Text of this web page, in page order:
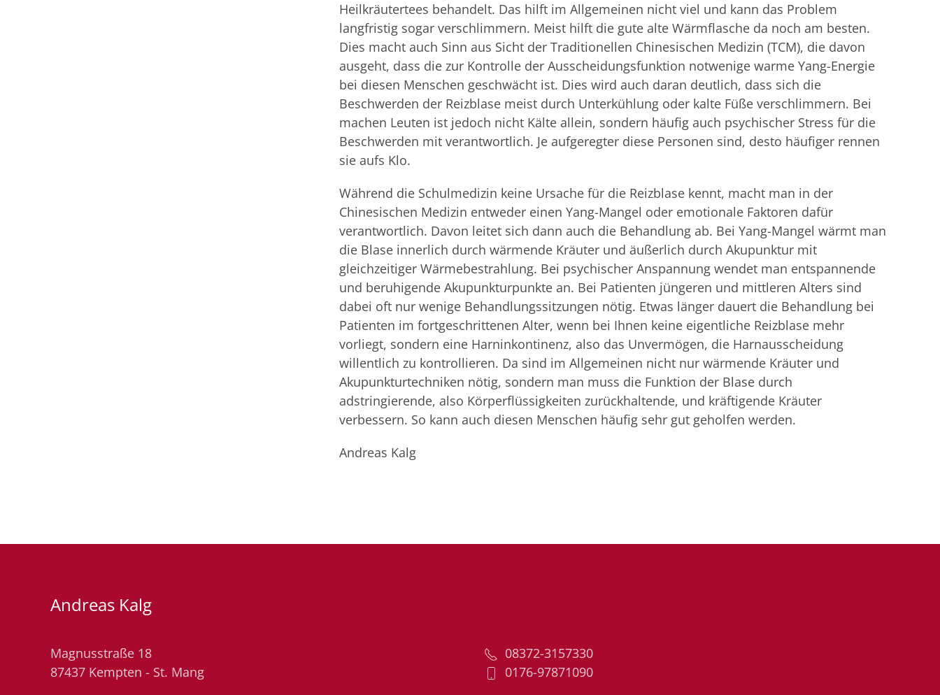
Heilkräutertees behandelt. Das hilft im Allgemeinen nicht viel und kann das Problem
langfristig sogar verschlimmern. Meist hilft die gute alte Wärmflasche da noch am besten.
Dies macht auch Sinn aus Sicht der Traditionellen Chinesischen Medizin (TCM), die davon
ausgeht, dass die zur Kontrolle der Ausscheidungsfunktion notwenige warme Yang-Energie
bei diesen Menschen geschwächt ist. Dies wird auch daran deutlich, dass sich die
Beschwerden der Reizblase meist durch Unterkühlung oder kalte Füße verschlimmern. Bei
machen Leuten ist jedoch nicht Kälte allein, sondern häufig auch psychischer Stress für die
Beschwerden mit verantwortlich. Je aufgeregter diese Personen sind, desto häufiger rennen
sie aufs Klo.
Während die Schulmedizin keine Ursache für die Reizblase kennt, macht man in der
Chinesischen Medizin entweder einen Yang-Mangel oder emotionale Faktoren dafür
verantwortlich. Davon leitet sich dann auch die Behandlung ab. Bei Yang-Mangel wärmt man
die Blase innerlich durch wärmende Kräuter und äußerlich durch Akupunktur mit
gleichzeitiger Wärmebestrahlung. Bei psychischer Anspannung wendet man entspannende
und beruhigende Akupunkturpunkte an. Bei Patienten jüngeren und mittleren Alters sind
dabei oft nur wenige Behandlungssitzungen nötig. Etwas länger dauert die Behandlung bei
Patienten im fortgeschrittenen Alter, wenn bei Ihnen keine eigentliche Reizblase mehr
vorliegt, sondern eine Harninkontinenz, also das Unvermögen, die Harnausscheidung
willentlich zu kontrollieren. Da sind im Allgemeinen nicht nur wärmende Kräuter und
Akupunkturtechniken nötig, sondern man muss die Funktion der Blase durch
adstringierende, also Körperflüssigkeiten zurückhaltende, und kräftigende Kräuter
verbessern. So kann auch diesen Menschen häufig sehr gut geholfen werden.
Andreas Kalg
Andreas Kalg
Magnusstraße 18
87437 Kempten - St. Mang
08372-3157330
0176-97871090